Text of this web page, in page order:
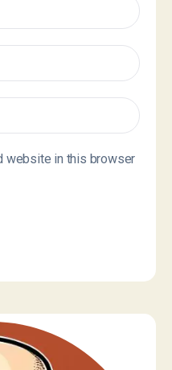
website in this browser